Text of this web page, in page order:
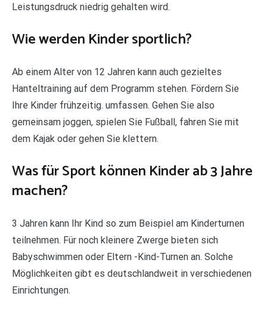
Leistungsdruck niedrig gehalten wird.
Wie werden Kinder sportlich?
Ab einem Alter von 12 Jahren kann auch gezieltes
Hanteltraining auf dem Programm stehen. Fördern Sie
Ihre Kinder frühzeitig. umfassen. Gehen Sie also
gemeinsam joggen, spielen Sie Fußball, fahren Sie mit
dem Kajak oder gehen Sie klettern.
Was für Sport können Kinder ab 3 Jahre
machen?
3 Jahren kann Ihr Kind so zum Beispiel am Kinderturnen
teilnehmen. Für noch kleinere Zwerge bieten sich
Babyschwimmen oder Eltern -Kind-Turnen an. Solche
Möglichkeiten gibt es deutschlandweit in verschiedenen
Einrichtungen.